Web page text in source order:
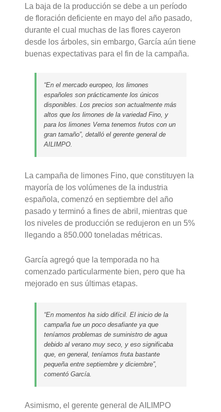
La baja de la producción se debe a un período
de floración deficiente en mayo del año pasado,
durante el cual muchas de las flores cayeron
desde los árboles, sin embargo, García aún tiene
buenas expectativas para el fin de la campaña.
“En el mercado europeo, los limones
españoles son prácticamente los únicos
disponibles. Los precios son actualmente más
altos que los limones de la variedad Fino, y
para los limones Verna tenemos frutos con un
gran tamaño”, detalló el gerente general de
AILIMPO.
La campaña de limones Fino, que constituyen la
mayoría de los volúmenes de la industria
española, comenzó en septiembre del año
pasado y terminó a fines de abril, mientras que
los niveles de producción se redujeron en un 5%
llegando a 850.000 toneladas métricas.
García agregó que la temporada no ha
comenzado particularmente bien, pero que ha
mejorado en sus últimas etapas.
“En momentos ha sido difícil. El inicio de la
campaña fue un poco desafiante ya que
teníamos problemas de suministro de agua
debido al verano muy seco, y eso significaba
que, en general, teníamos fruta bastante
pequeña entre septiembre y diciembre”,
comentó García.
Asimismo, el gerente general de AILIMPO